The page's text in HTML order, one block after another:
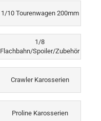
1/10 Tourenwagen 200mm
1/8
Flachbahn/Spoiler/Zubehör
Crawler Karosserien
Proline Karosserien